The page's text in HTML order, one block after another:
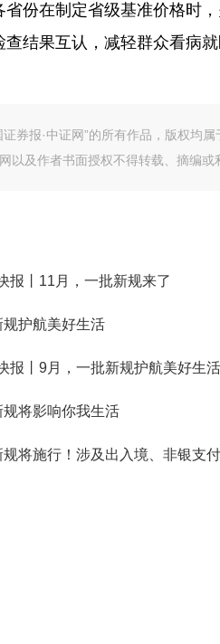
在制定省级基准价格时，
结果互认，减轻群众看病就
券报·中证网”的所有作品，版权均
以及作者书面授权不得转载、摘编或
报丨11月，一批新规来了
护航美好生活
报丨9月，一批新规护航美好生活
将影响你我生活
将施行！涉及出入境、非银支